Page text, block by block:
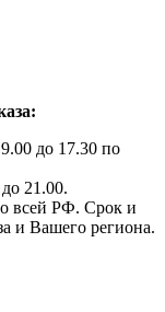
до 17.30 по
21.00.
всей РФ. Срок и
и Вашего региона.